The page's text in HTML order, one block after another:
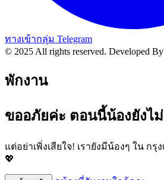
ทางเข้ากลุ่ม Telegram
© 2025 All rights reserved. Developed
พักงาน
ขออภัยค่ะ ตอนนี้น้องยังไ
แต่อย่าเพิ่งเสียใจ! เรายังมีน้องๆ ใน กรุ
💖